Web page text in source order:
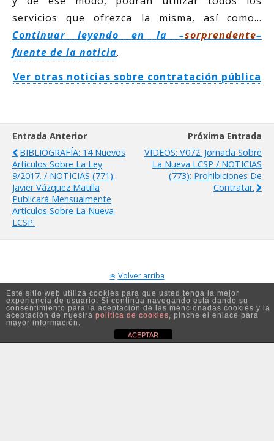
servicios que ofrezca la misma, así como…
Continuar leyendo en la –sorprendente–
fuente de la noticia.
Ver otras noticias sobre contratación pública
Entrada Anterior
BIBLIOGRAFÍA: 14 Nuevos
Artículos Sobre La Ley
9/2017. / NOTICIAS (771):
Javier Vázquez Matilla
Publicará Mensualmente
Artículos Sobre La Nueva
LCSP.
Próxima Entrada
VIDEOS: V072. Jornada Sobre
La Nueva LCSP / NOTICIAS
(773): Prohibiciones De
Contratar.
Volver arriba
Móvil Escritorio
Este sitio web utiliza cookies para que usted tenga la mejor
experiencia de usuario. Si continúa navegando está dando su
consentimiento para la aceptación de las mencionadas cookies y la
aceptación de nuestra política de cookies, pinche el enlace para
mayor información.
ACEPTAR